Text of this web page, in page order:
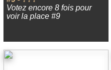
Votez encore 8 fois pour
voir la place #9